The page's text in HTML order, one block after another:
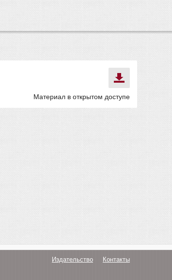
Материал в открытом доступе
Издательство Контакты